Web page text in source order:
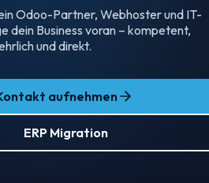
Odoo-Partner, Webhoster und IT-
dein Business voran – kompetent,
und direkt.
aufnehmen
ERP Migration